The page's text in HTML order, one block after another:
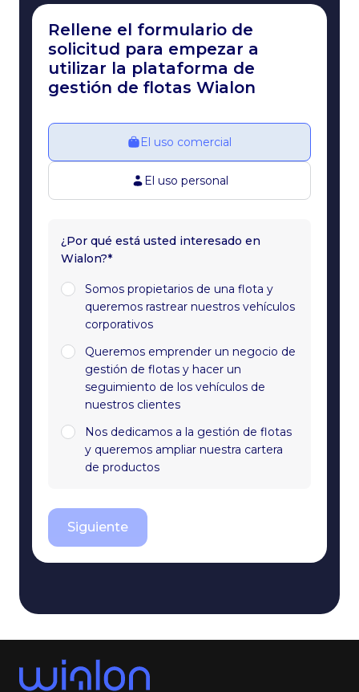
Rellene el formulario de
solicitud para empezar a
utilizar la plataforma de
gestión de flotas Wialon
El uso comercial
El uso personal
¿Por qué está usted interesado en
Wialon?*
Somos propietarios de una flota y
queremos rastrear nuestros vehículos
corporativos
Queremos emprender un negocio de
gestión de flotas y hacer un
seguimiento de los vehículos de
nuestros clientes
Nos dedicamos a la gestión de flotas
y queremos ampliar nuestra cartera
de productos
Siguiente